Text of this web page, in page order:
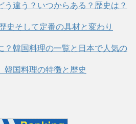
う違う？いつからある？歴史は？
史そして定番の具材と変わり
？韓国料理の一覧と日本で人気の
国料理の特徴と歴史